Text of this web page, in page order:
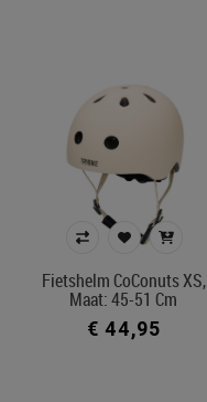
Fietshelm CoConuts XS,
Maat: 45-51 Cm
€ 44,95